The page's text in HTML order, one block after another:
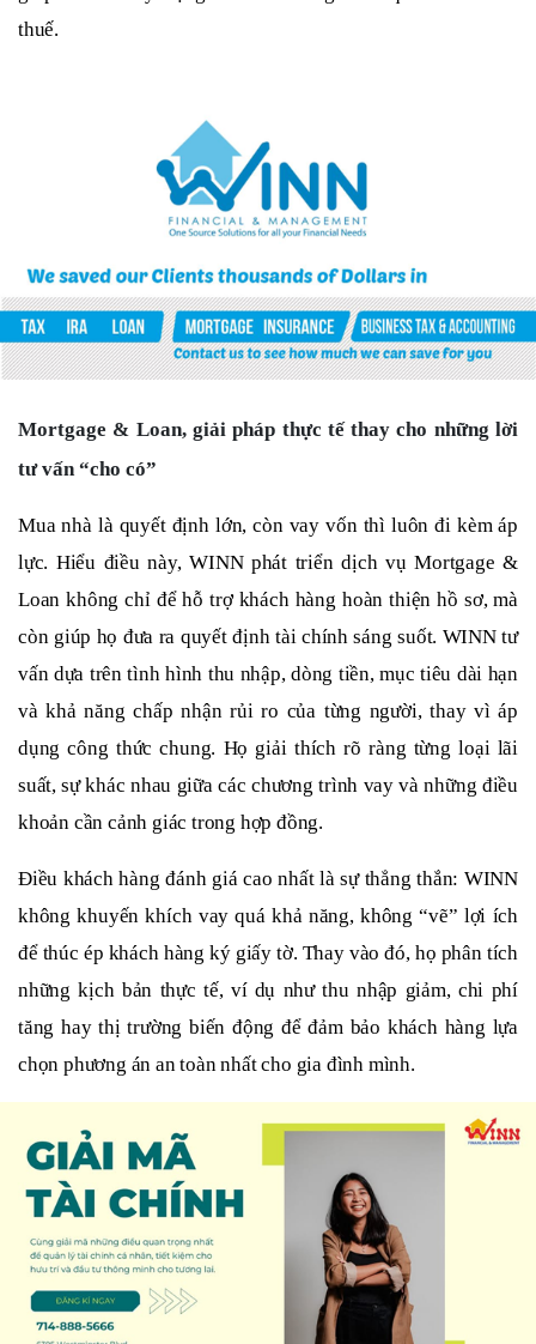
thuế.
Mortgage & Loan, giải pháp thực tế thay cho những lời
tư vấn “cho có”
Mua nhà là quyết định lớn, còn vay vốn thì luôn đi kèm áp
lực. Hiểu điều này, WINN phát triển dịch vụ Mortgage &
Loan không chỉ để hỗ trợ khách hàng hoàn thiện hồ sơ, mà
còn giúp họ đưa ra quyết định tài chính sáng suốt. WINN tư
vấn dựa trên tình hình thu nhập, dòng tiền, mục tiêu dài hạn
và khả năng chấp nhận rủi ro của từng người, thay vì áp
dụng công thức chung. Họ giải thích rõ ràng từng loại lãi
suất, sự khác nhau giữa các chương trình vay và những điều
khoản cần cảnh giác trong hợp đồng.
Điều khách hàng đánh giá cao nhất là sự thẳng thắn: WINN
không khuyến khích vay quá khả năng, không “vẽ” lợi ích
để thúc ép khách hàng ký giấy tờ. Thay vào đó, họ phân tích
những kịch bản thực tế, ví dụ như thu nhập giảm, chi phí
tăng hay thị trường biến động để đảm bảo khách hàng lựa
chọn phương án an toàn nhất cho gia đình mình.